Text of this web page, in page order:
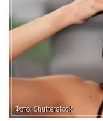
Фото: Shutterstock